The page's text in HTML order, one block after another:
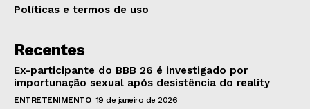
Políticas e termos de uso
Recentes
Ex-participante do BBB 26 é investigado por
importunação sexual após desistência do reality
ENTRETENIMENTO 19 de janeiro de 2026